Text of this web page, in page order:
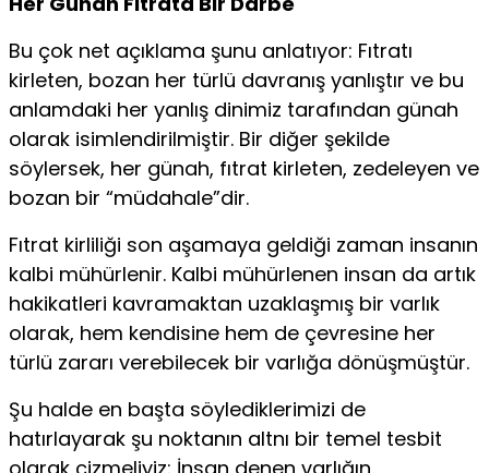
Bu çok net açıklama şunu anlatıyor: Fıtratı
kirleten, bozan her türlü davranış yanlıştır ve bu
anlamdaki her yanlış dinimiz tarafından günah
olarak isimlendirilmiştir. Bir diğer şekilde
söylersek, her günah, fıtrat kirleten, zedeleyen ve
bozan bir “müdahale”dir.
Fıtrat kirliliği son aşamaya geldiği zaman insanın
kalbi mühürlenir. Kalbi mühürlenen insan da artık
hakikatleri kavramaktan uzaklaşmış bir varlık
olarak, hem kendisine hem de çevresine her
türlü zararı verebilecek bir varlığa dönüşmüştür.
Şu halde en başta söylediklerimizi de
hatırlayarak şu noktanın altnı bir temel tesbit